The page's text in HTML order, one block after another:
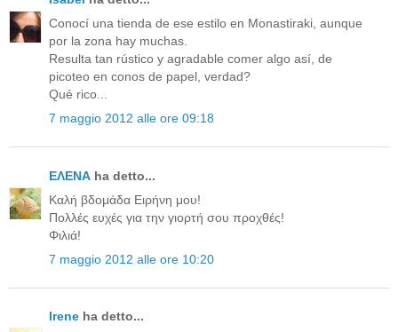
Conocí una tienda de ese estilo en Monastiraki, aunque
por la zona hay muchas.
Resulta tan rústico y agradable comer algo así, de
picoteo en conos de papel, verdad?
Qué rico...
7 maggio 2012 alle ore 09:18
ΕΛΕΝΑ ha detto...
Καλή βδομάδα Ειρήνη μου!
Πολλές ευχές για την γιορτή σου προχθές!
Φιλιά!
7 maggio 2012 alle ore 10:20
Irene ha detto...